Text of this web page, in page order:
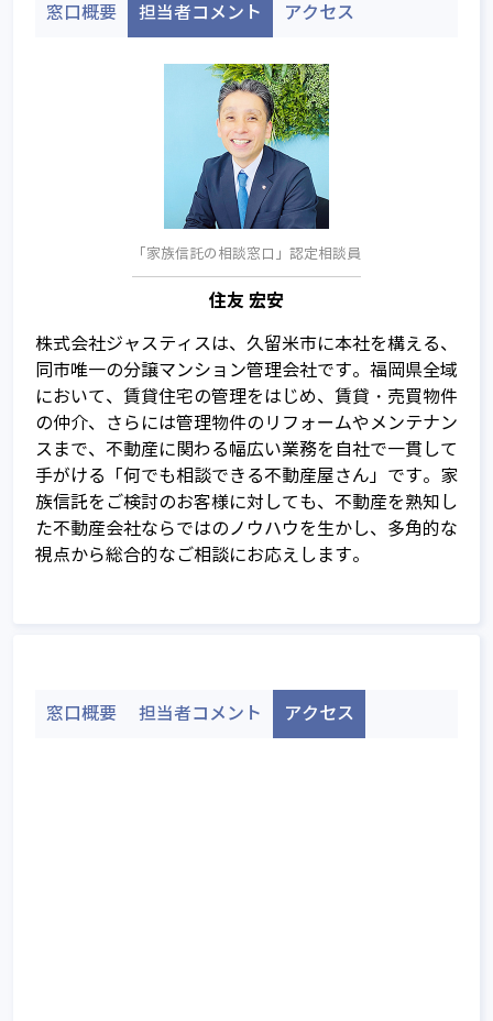
家族信託とは
家族信託が注目される背景
信託って何？
家族信託の基本的な仕組み
不動産所有者の家族信託利用ケース
て
窓口概要 担当者コメント アクセス
「家族信託の相談窓口」認定相談員
住友 宏安
株式会社ジャスティスは、久留米市に本社を構える、
同市唯一の分譲マンション管理会社です。福岡県全域
において、賃貸住宅の管理をはじめ、賃貸・売買物件
の仲介、さらには管理物件のリフォームやメンテナン
スまで、不動産に関わる幅広い業務を自社で一貫して
手がける「何でも相談できる不動産屋さん」です。家
族信託をご検討のお客様に対しても、不動産を熟知し
た不動産会社ならではのノウハウを生かし、多角的な
視点から総合的なご相談にお応えします。
窓口概要 担当者コメント アクセス